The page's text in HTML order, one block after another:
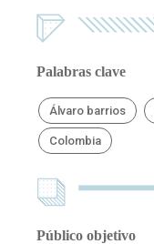
Palabras clave
Álvaro barrios
Colombia
Público objetivo